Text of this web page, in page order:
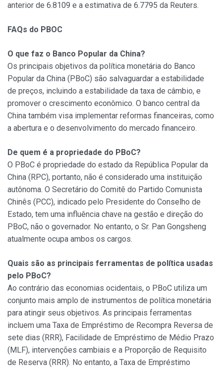
anterior de 6.8109 e a estimativa de 6.7795 da Reuters.
FAQs do PBOC
O que faz o Banco Popular da China?
Os principais objetivos da política monetária do Banco
Popular da China (PBoC) são salvaguardar a estabilidade
de preços, incluindo a estabilidade da taxa de câmbio, e
promover o crescimento econômico. O banco central da
China também visa implementar reformas financeiras, como
a abertura e o desenvolvimento do mercado financeiro.
De quem é a propriedade do PBoC?
O PBoC é propriedade do estado da República Popular da
China (RPC), portanto, não é considerado uma instituição
autônoma. O Secretário do Comitê do Partido Comunista
Chinês (PCC), indicado pelo Presidente do Conselho de
Estado, tem uma influência chave na gestão e direção do
PBoC, não o governador. No entanto, o Sr. Pan Gongsheng
atualmente ocupa ambos os cargos.
Quais são as principais ferramentas de política usadas
pelo PBoC?
Ao contrário das economias ocidentais, o PBoC utiliza um
conjunto mais amplo de instrumentos de política monetária
para atingir seus objetivos. As principais ferramentas
incluem uma Taxa de Empréstimo de Recompra Reversa de
sete dias (RRR), Facilidade de Empréstimo de Médio Prazo
(MLF), intervenções cambiais e a Proporção de Requisito
de Reserva (RRR). No entanto, a Taxa de Empréstimo